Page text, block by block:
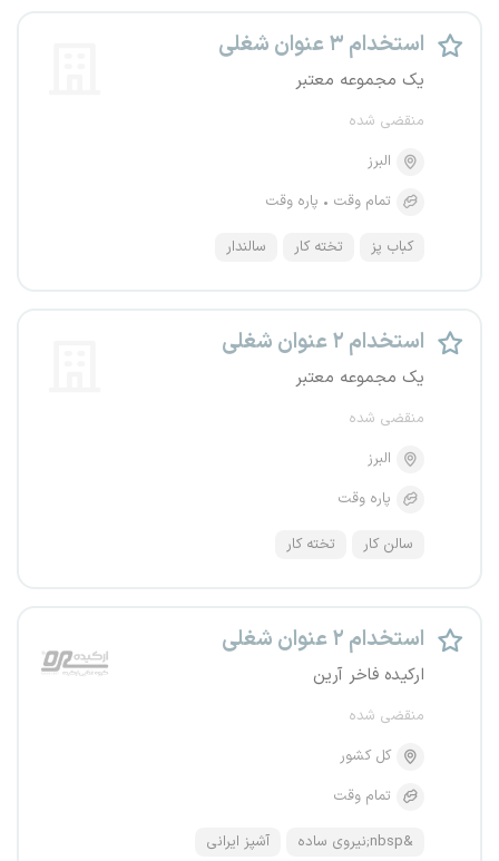
استخدام ۳ عنوان شغلی
یک مجموعه معتبر
منقضی شده
البرز
تمام وقت
پاره وقت
کباب پز تخته کار سالندار
استخدام ۲ عنوان شغلی
یک مجموعه معتبر
منقضی شده
البرز
پاره وقت
سالن کار تخته کار
استخدام ۲ عنوان شغلی
ارکیده فاخر آرین
منقضی شده
کل کشور
تمام وقت
&nbsp;نیروی ساده آشپز ایرانی